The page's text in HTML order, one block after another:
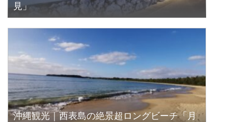
見」
沖縄観光｜西表島の絶景超ロングビーチ「月